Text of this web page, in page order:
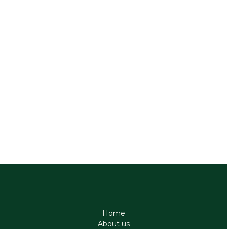
Home
About us